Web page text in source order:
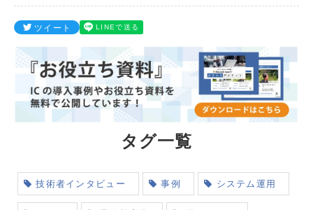
ツイート LINEで送る
タグ一覧
技術者インタビュー 事例 システム運用